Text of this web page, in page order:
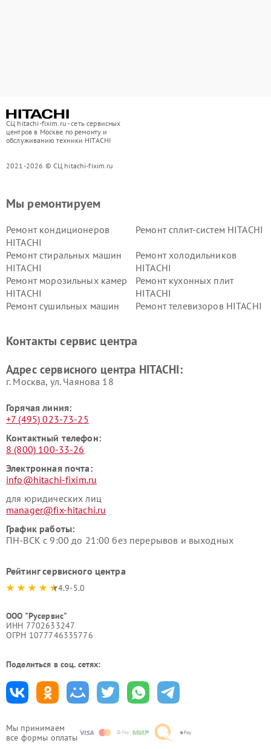
СЦ hitachi-fixim.ru - сеть сервисных
центров в Москве по ремонту и
обслуживанию техники HITACHI
2021-2026 © СЦ hitachi-fixim.ru
Мы принимаем
все формы оплаты
Мы ремонтируем
Ремонт кондиционеров
HITACHI
Ремонт сплит-систем HITACHI
Ремонт стиральных машин
HITACHI
Ремонт холодильников
HITACHI
Ремонт морозильных камер
HITACHI
Ремонт кухонных плит
HITACHI
Ремонт сушильных машин
Ремонт телевизоров HITACHI
данных HITACHI
HITACHI
HITACHI
HITACHI
Контакты сервис центра
Адрес сервисного центра HITACHI:
г. Москва, ул. Чаянова 18
Горячая линия:
+7 (495) 023-73-25
Контактный телефон:
8 (800) 100-33-26
Электронная почта:
info@hitachi-fixim.ru
для юридических лиц
manager@fix-hitachi.ru
График работы:
ПН-ВСК с 9:00 до 21:00 без перерывов и выходных
Рейтинг сервисного центра
4.9-5.0
ООО "Русервис"
ИНН 7702633247
ОГРН 1077746335776
Поделиться в соц. сетях: